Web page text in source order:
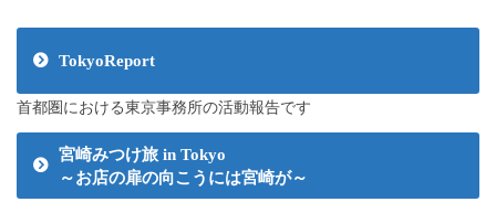
TokyoReport
首都圏における東京事務所の活動報告です
宮崎みつけ旅 in Tokyo
～お店の扉の向こうには宮崎が～